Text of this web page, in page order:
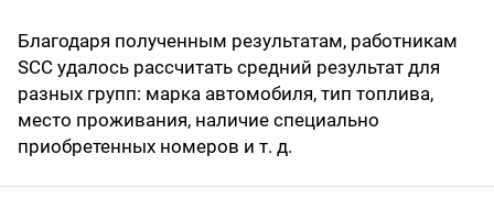
Благодаря полученным результатам, работникам
SCC удалось рассчитать средний результат для
разных групп: марка автомобиля, тип топлива,
место проживания, наличие специально
приобретенных номеров и т. д.